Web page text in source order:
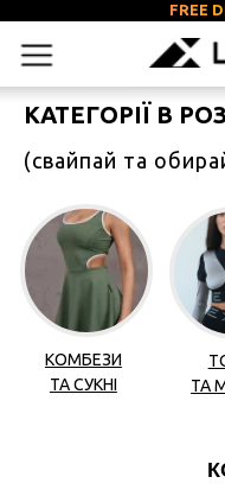
FREE DELIVERY
КАТЕГОРІЇ В
(свайпай та
КОМБЕЗИ
ТА СУКНІ
ТА МАЙКИ